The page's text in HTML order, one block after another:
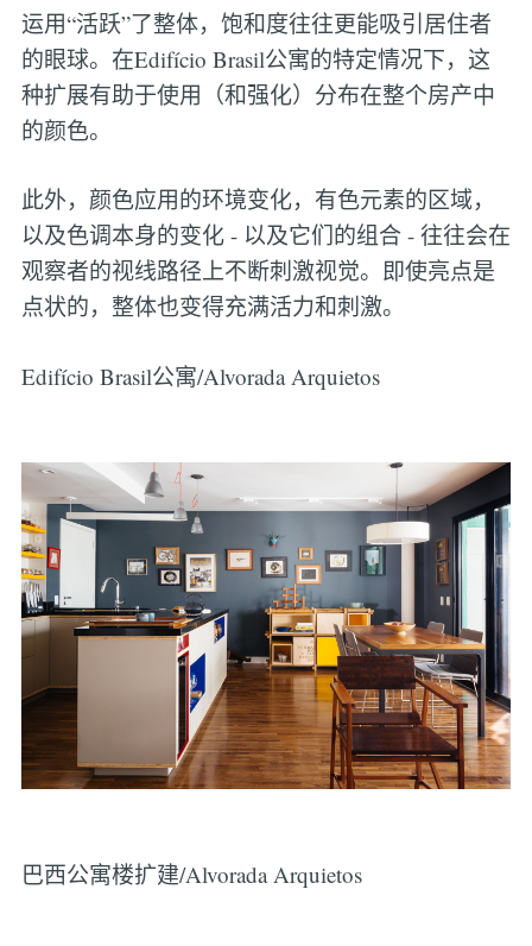
运用“活跃”了整体，饱和度往往更能吸引居住者
的眼球。在Edifício Brasil公寓的特定情况下，这
种扩展有助于使用（和强化）分布在整个房产中
的颜色。
此外，颜色应用的环境变化，有色元素的区域，
以及色调本身的变化 - 以及它们的组合 - 往往会在
观察者的视线路径上不断刺激视觉。即使亮点是
点状的，整体也变得充满活力和刺激。
Edifício Brasil公寓/Alvorada Arquietos
巴西公寓楼扩建/Alvorada Arquietos